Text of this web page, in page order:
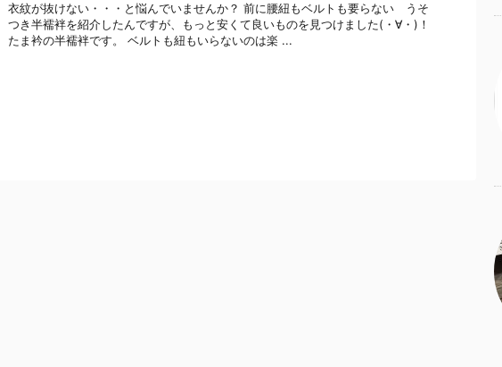
衣紋が抜けない・・・と悩んでいませんか？ 前に腰紐もベルトも要らない うそ
つき半襦袢を紹介したんですが、もっと安くて良いものを見つけました(・∀・)！
たま衿の半襦袢です。 ベルトも紐もいらないのは楽 ...